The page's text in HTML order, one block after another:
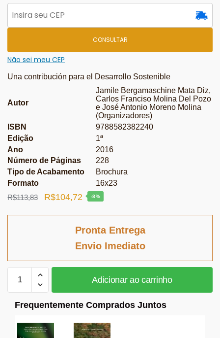
CONSULTAR
Não sei meu CEP
Una contribución para el Desarrollo Sostenible
Autor
Jamile Bergamaschine Mata Diz,
Carlos Franciso Molina Del Pozo
e José Antonio Moreno Molina
(Organizadores)
ISBN
9788582382240
Edição
1ª
Ano
2016
Número de Páginas
228
Tipo de Acabamento
Brochura
Formato
16x23
R$113,83
O
R$104,72 O
atual
-8%
Pronta Entrega
Envio Imediato
Jurisprudência
Adicionar ao carrinho
Frequentemente Comprados Juntos